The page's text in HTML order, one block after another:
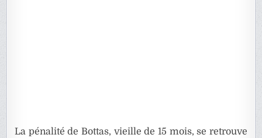
La pénalité de Bottas, vieille de 15 mois, se retrouve